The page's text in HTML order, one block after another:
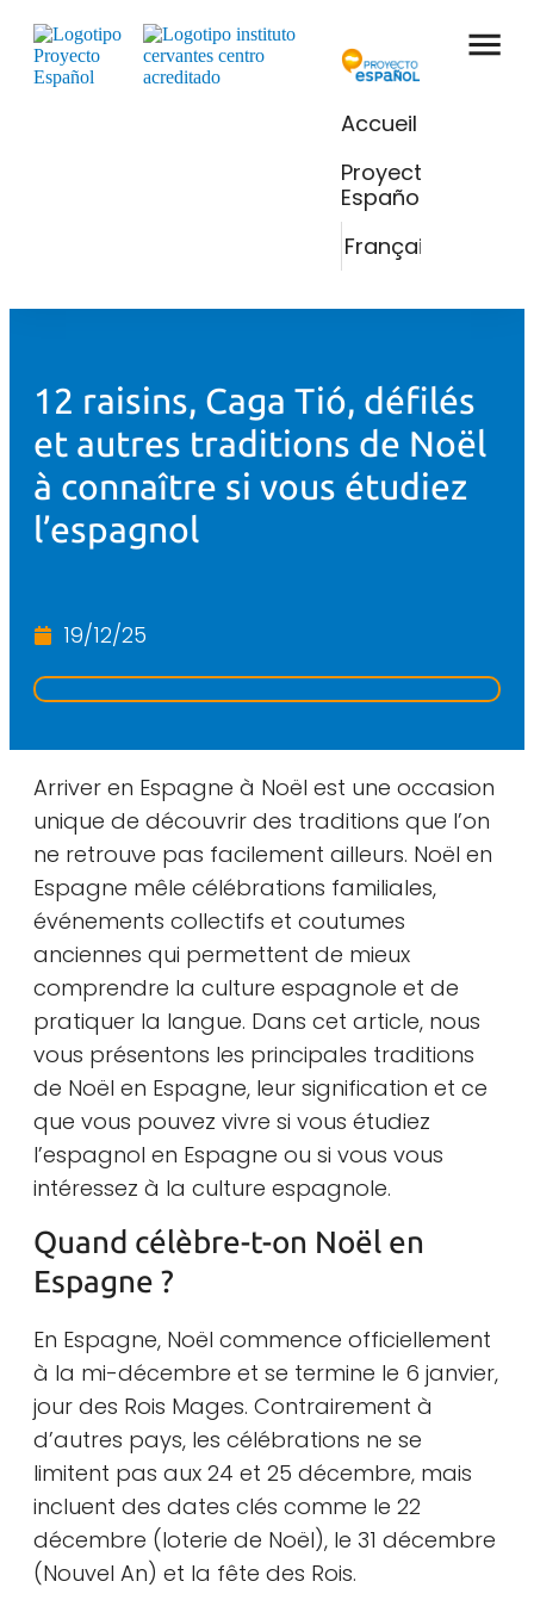
Accueil
Proyecto
Español
Français
12 raisins, Caga Tió, défilés
et autres traditions de Noël
à connaître si vous étudiez
l’espagnol
19/12/25
Arriver en Espagne à Noël est une occasion
unique de découvrir des traditions que l’on
ne retrouve pas facilement ailleurs. Noël en
Espagne mêle célébrations familiales,
événements collectifs et coutumes
anciennes qui permettent de mieux
comprendre la culture espagnole et de
pratiquer la langue. Dans cet article, nous
vous présentons les principales traditions
de Noël en Espagne, leur signification et ce
que vous pouvez vivre si vous étudiez
l’espagnol en Espagne ou si vous vous
intéressez à la culture espagnole.
Quand célèbre-t-on Noël en
Espagne ?
En Espagne, Noël commence officiellement
à la mi-décembre et se termine le 6 janvier,
jour des Rois Mages. Contrairement à
d’autres pays, les célébrations ne se
limitent pas aux 24 et 25 décembre, mais
incluent des dates clés comme le 22
décembre (loterie de Noël), le 31 décembre
(Nouvel An) et la fête des Rois.